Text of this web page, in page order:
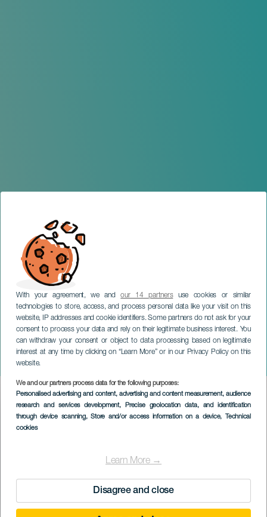
With your agreement, we andour 14 partnersuse cookies or similar
technologies to store, access, and process personal data like your visit on this
website, IP addresses and cookie identifiers. Some partners do not ask for your
consent to process your data and rely on their legitimate business interest. You
can withdraw your consent or object to data processing based on legitimate
interest at any time by clicking on “Learn More” or in our Privacy Policy on this
website.
We and our partners process data for the following purposes:
Personalised advertising and content, advertising and content measurement, audience
research and services development, Precise geolocation data, and identification
through device scanning, Store and/or access information on a device, Technical
cookies
Learn More →
Disagree and close
Héritage à 360°
TENERIFE
Imagen
Listado